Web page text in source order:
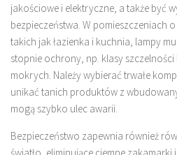
jakościowe i elektryczne, a także być
bezpieczeństwa. W pomieszczeniach
takich jak łazienka i kuchnia, lampy
stopnie ochrony, np. klasy
mokrych. Należy wybierać trwałe
unikać tanich produktów z
mogą szybko ulec awarii.
Bezpieczeństwo zapewnia również